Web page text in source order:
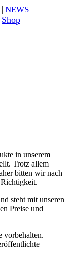
NEWS
Shop
in unserem
Trotz allem
bitten wir nach
steht mit unseren
Preise und
vorbehalten.